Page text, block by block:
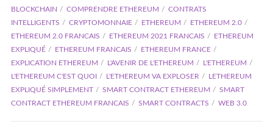
BLOCKCHAIN
COMPRENDRE ETHEREUM
CONTRATS
INTELLIGENTS
CRYPTOMONNAIE ETHEREUM
ETHEREUM 2.0
ETHEREUM 2.0 FRANCAIS
ETHEREUM 2021 FRANCAIS
ETHEREUM
EXPLIQUÉ
ETHEREUM FRANCAIS
ETHEREUM FRANCE
EXPLICATION ETHEREUM
L'AVENIR DE L'ETHEREUM
L'ETHEREUM
L'ETHEREUM C'EST QUOI
L'ETHEREUM VA EXPLOSER
LETHEREUM
EXPLIQUÉ SIMPLEMENT
SMART CONTRACT ETHEREUM
SMART
CONTRACT ETHEREUM FRANCAIS
SMART CONTRACTS WEB 3.0